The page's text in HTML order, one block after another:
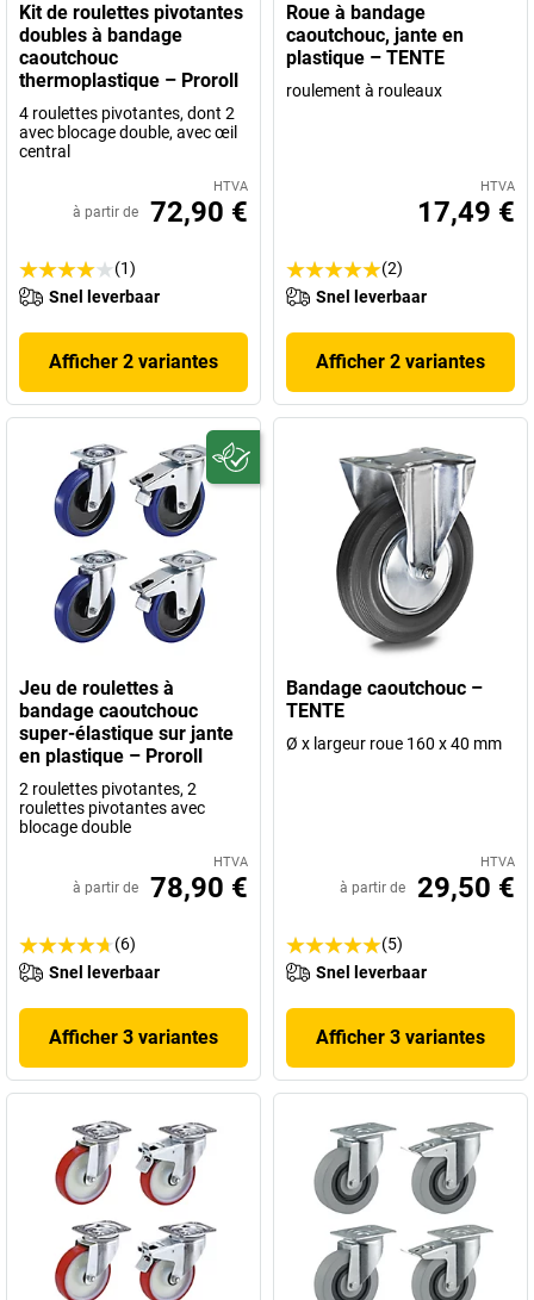
Kit de roulettes pivotantes
doubles à bandage
caoutchouc
thermoplastique – Proroll
4 roulettes pivotantes, dont 2
avec blocage double, avec œil
central
HTVA
à partir de 72,90 €
(1)
Snel leverbaar
Afficher 2 variantes
Roue à bandage
caoutchouc, jante en
plastique – TENTE
roulement à rouleaux
HTVA
17,49 €
(2)
Snel leverbaar
Afficher 2 variantes
Jeu de roulettes à
bandage caoutchouc
super-élastique sur jante
en plastique – Proroll
2 roulettes pivotantes, 2
roulettes pivotantes avec
blocage double
HTVA
à partir de 78,90 €
(6)
Snel leverbaar
Afficher 3 variantes
Bandage caoutchouc –
TENTE
Ø x largeur roue 160 x 40 mm
HTVA
à partir de 29,50 €
(5)
Snel leverbaar
Afficher 3 variantes